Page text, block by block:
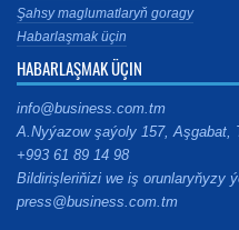
Şahsy maglumatlaryň goragy
Habarlaşmak üçin
HABARLAŞMAK ÜÇIN
info@business.com.tm
A.Nyýazow şaýoly 157, Aşgabat,
+993 61 89 14 98
Bildirişleriňizi we iş orunlaryňyzy
press@business.com.tm